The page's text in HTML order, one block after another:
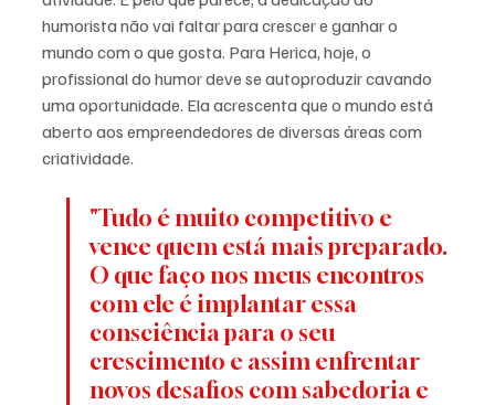
humorista não vai faltar para crescer e ganhar o
mundo com o que gosta. Para Herica, hoje, o
profissional do humor deve se autoproduzir cavando
uma oportunidade. Ela acrescenta que o mundo está
aberto aos empreendedores de diversas áreas com
criatividade.
"Tudo é muito competitivo e
vence quem está mais preparado.
O que faço nos meus encontros
com ele é implantar essa
consciência para o seu
crescimento e assim enfrentar
novos desafios com sabedoria e